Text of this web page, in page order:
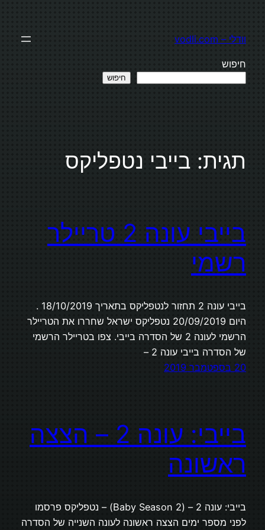
וודלי – vodli.com
חיפוש
חיפוש
תגית: בייבי נטפליקס
בייבי עונה 2 טריילר
רשמי
בייבי עונה 2 תחזור לנטפליקס בתאריך 18/10/2019 .
היום 20/09/2019 נטפליקס ישראל שחררו את הטריילר
הרשמי לעונה 2 של הסדרה בייבי. צפו בטריילר הרשמי
של הסדרה בייבי עונה 2 –
20 בספטמבר 2019
בייבי: עונה 2 – הצצה
ראשונה
בייבי: עונה 2 – (Baby Season 2) – נטפליקס פרסמו
לפני מספר ימים הצצה ראשונה לעונה השנייה של הסדרה